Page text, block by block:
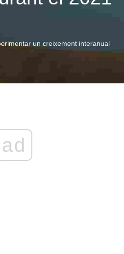
un creixement interanual
ad